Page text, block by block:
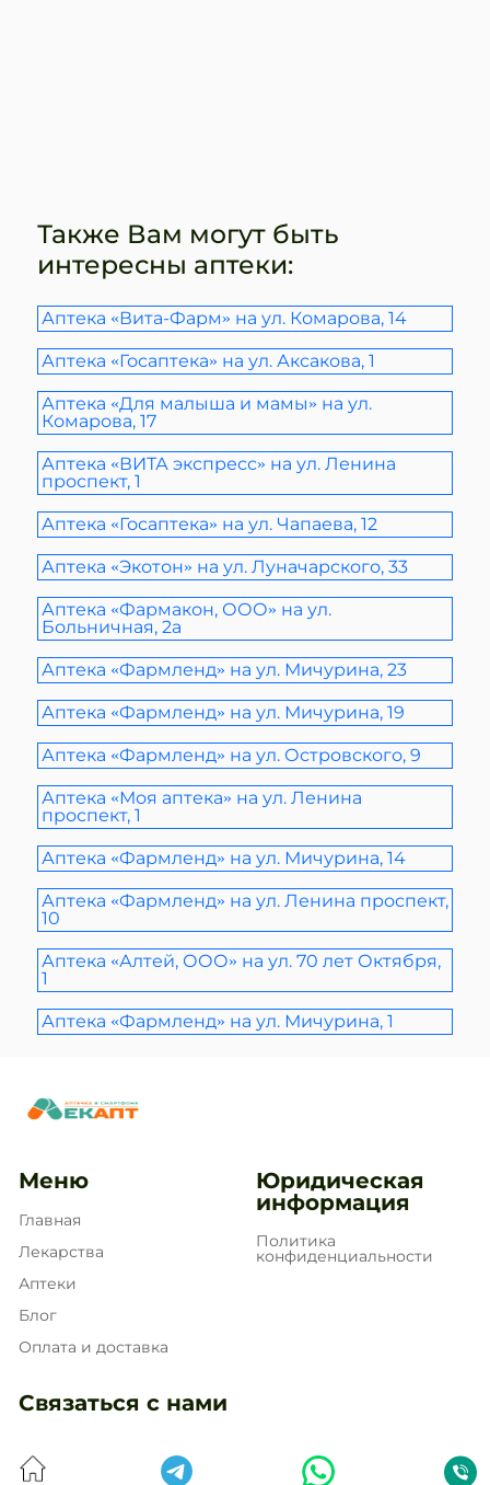
Также Вам могут быть
интересны аптеки:
Аптека «Вита-Фарм» на ул. Комарова, 14
Аптека «Госаптека» на ул. Аксакова, 1
Аптека «Для малыша и мамы» на ул.
Комарова, 17
Аптека «ВИТА экспресс» на ул. Ленина
проспект, 1
Аптека «Госаптека» на ул. Чапаева, 12
Аптека «Экотон» на ул. Луначарского, 33
Аптека «Фармакон, ООО» на ул.
Больничная, 2а
Аптека «Фармленд» на ул. Мичурина, 23
Аптека «Фармленд» на ул. Мичурина, 19
Аптека «Фармленд» на ул. Островского, 9
Аптека «Моя аптека» на ул. Ленина
проспект, 1
Аптека «Фармленд» на ул. Мичурина, 14
Аптека «Фармленд» на ул. Ленина проспект,
10
Аптека «Алтей, ООО» на ул. 70 лет Октября,
1
Аптека «Фармленд» на ул. Мичурина, 1
Меню
Главная
Лекарства
Аптеки
Блог
Оплата и доставка
Юридическая
информация
Политика
конфиденциальности
Связаться с нами